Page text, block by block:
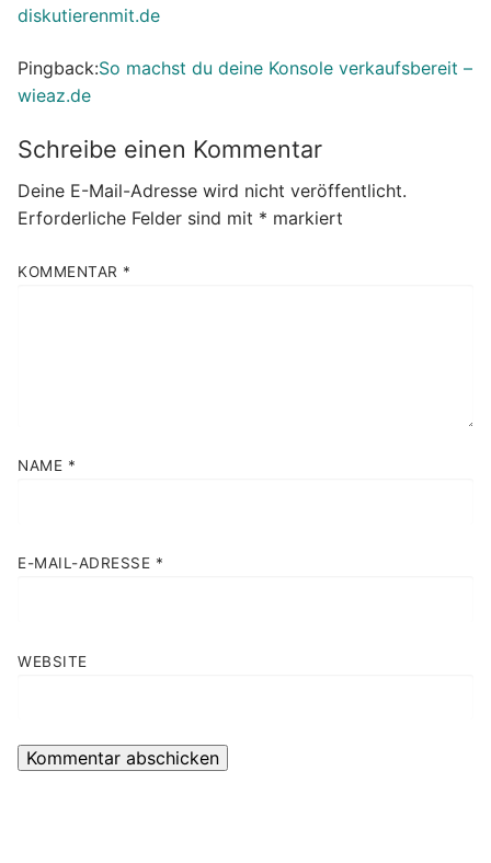
diskutierenmit.de
Pingback:So machst du deine Konsole verkaufsbereit –
wieaz.de
Schreibe einen Kommentar
Deine E-Mail-Adresse wird nicht veröffentlicht.
Erforderliche Felder sind mit * markiert
KOMMENTAR *
NAME *
E-MAIL-ADRESSE *
WEBSITE